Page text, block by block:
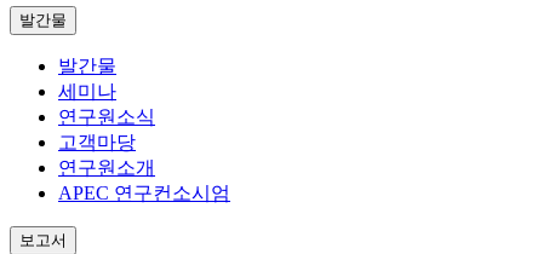
발간물
발간물
세미나
연구원소식
고객마당
연구원소개
APEC 연구컨소시엄
보고서